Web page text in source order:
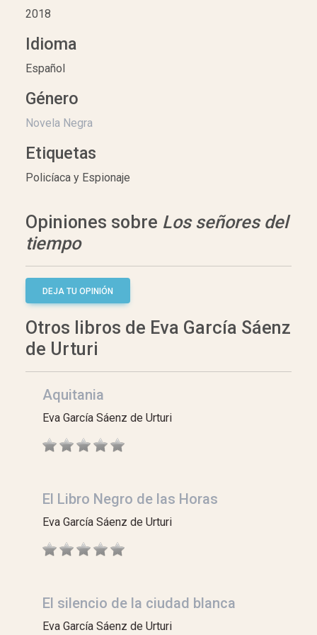
2018
Idioma
Español
Género
Novela Negra
Etiquetas
Policíaca y Espionaje
Opiniones sobre Los señores del
tiempo
DEJA TU OPINIÓN
Otros libros de Eva García Sáenz
de Urturi
Aquitania
Eva García Sáenz de Urturi
El Libro Negro de las Horas
Eva García Sáenz de Urturi
El silencio de la ciudad blanca
Eva García Sáenz de Urturi